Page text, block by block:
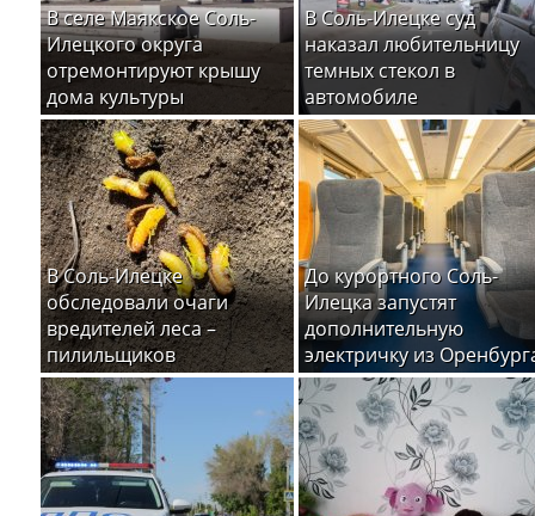
В селе Маякское Соль-
Илецкого округа
отремонтируют крышу
дома культуры
В Соль-Илецке суд
наказал любительницу
темных стекол в
автомобиле
В Соль-Илецке
обследовали очаги
вредителей леса –
пилильщиков
До курортного Соль-
Илецка запустят
дополнительную
электричку из